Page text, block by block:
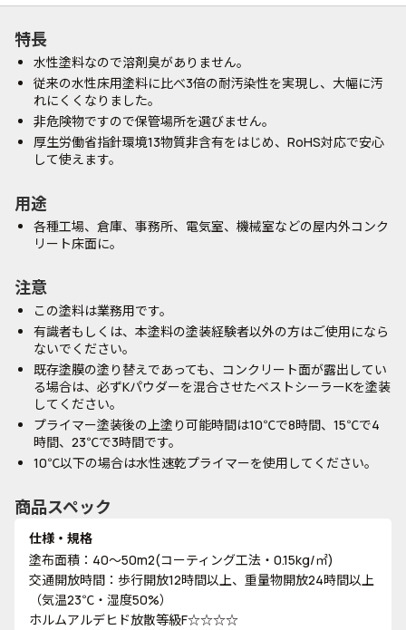
特長
水性塗料なので溶剤臭がありません。
従来の水性床用塗料に比べ3倍の耐汚染性を実現し、大幅に汚
れにくくなりました。
非危険物ですので保管場所を選びません。
厚生労働省指針環境13物質非含有をはじめ、RoHS対応で安心
して使えます。
用途
各種工場、倉庫、事務所、電気室、機械室などの屋内外コンク
リート床面に。
注意
この塗料は業務用です。
有識者もしくは、本塗料の塗装経験者以外の方はご使用になら
ないでください。
既存塗膜の塗り替えであっても、コンクリート面が露出してい
る場合は、必ずKパウダーを混合させたベストシーラーKを塗装
してください。
プライマー塗装後の上塗り可能時間は10℃で8時間、15℃で4
時間、23℃で3時間です。
10℃以下の場合は水性速乾プライマーを使用してください。
商品スペック
仕様・規格
塗布面積：40～50m2(コーティング工法・0.15kg/㎡)
交通開放時間：歩行開放12時間以上、重量物開放24時間以上
（気温23℃・湿度50%）
ホルムアルデヒド放散等級F☆☆☆☆